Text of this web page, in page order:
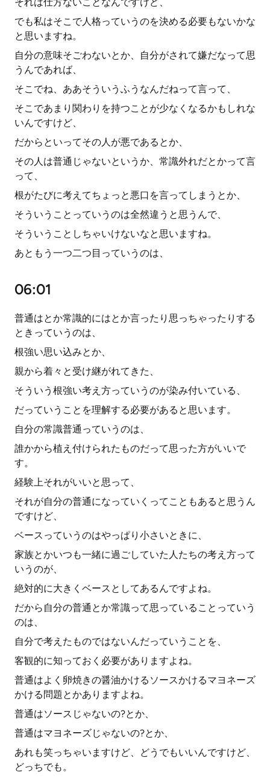
でも私はそこで人格っていうのを決める必要もないかな
と思いますね。
自分の意味そごわないとか、自分がされて嫌だなって思
うんであれば、
そこでね、ああそういうふうなんだねって言って、
そこであまり関わりを持つことが少なくなるかもしれな
いんですけど、
だからといってその人が悪であるとか、
その人は普通じゃないというか、常識外れだとかって言
って、
根がたびに考えてちょっと悪口を言ってしまうとか、
そういうことっていうのは全然違うと思うんで、
そういうことしちゃいけないなと思いますね。
あともう一つ二つ目っていうのは、
06:01
普通はとか常識的にはとか言ったり思っちゃったりする
ときっていうのは、
根強い思い込みとか、
親から着々と受け継がれてきた、
そういう根強い考え方っていうのが染み付いている、
だっていうことを理解する必要があると思います。
自分の常識普通っていうのは、
誰かから植え付けられたものだって思った方がいいで
す。
経験上それがいいと思って、
それが自分の普通になっていくってこともあると思うん
ですけど、
ベースっていうのはやっぱり小さいときに、
家族とかいつも一緒に過ごしていた人たちの考え方って
いうのが、
絶対的に大きくベースとしてあるんですよね。
だから自分の普通とか常識って思っていることっていう
のは、
自分で考えたものではないんだっていうことを、
客観的に知っておく必要がありますよね。
普通はよく卵焼きの醤油かけるソースかけるマヨネーズ
かける問題とかありますよね。
普通はソースじゃないの?とか、
普通はマヨネーズじゃないの?とか、
あれも笑っちゃいますけど、どうでもいいんですけど、
どっちでも。